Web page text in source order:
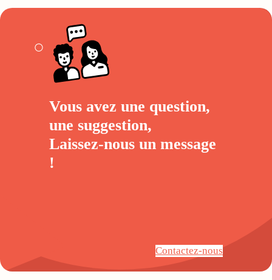
Vous avez une question,
une suggestion,
Laissez-nous un message
!
Contactez-nous